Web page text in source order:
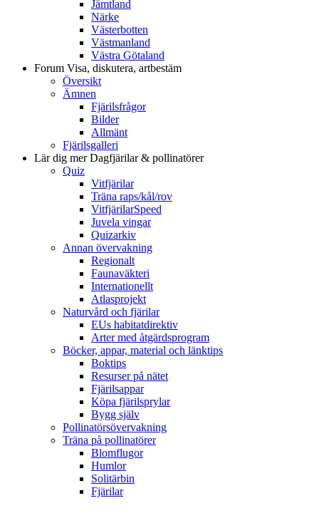
Jämtland
Närke
Västerbotten
Västmanland
Västra Götaland
Forum Visa, diskutera, artbestäm
Översikt
Ämnen
Fjärilsfrågor
Bilder
Allmänt
Fjärilsgalleri
Lär dig merDagfjärilar & pollinatörer
Quiz
Vitfjärilar
Träna raps/kål/rov
VitfjärilarSpeed
Juvela vingar
Quizarkiv
Annan övervakning
Regionalt
Faunaväkteri
Internationellt
Atlasprojekt
Naturvård och fjärilar
EUs habitatdirektiv
Arter med åtgärdsprogram
Böcker, appar, material och länktips
Boktips
Resurser på nätet
Fjärilsappar
Köpa fjärilsprylar
Bygg själv
Pollinatörsövervakning
Träna på pollinatörer
Blomflugor
Humlor
Solitärbin
Fjärilar